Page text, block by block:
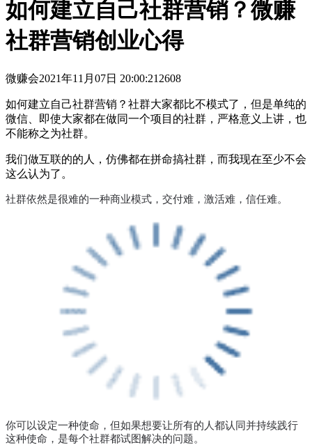
如何建立自己社群营销？微赚
社群营销创业心得
微赚会2021年11月07日 20:00:21 2608
如何建立自己社群营销？社群大家都比不模式了，但是单纯的
微信、即使大家都在做同一个项目的社群，严格意义上讲，也
不能称之为社群。
我们做互联的的人，仿佛都在拼命搞社群，而我现在至少不会
这么认为了。
社群依然是很难的一种商业模式，交付难，激活难，信任难。
你可以设定一种使命，但如果想要让所有的人都认同并持续践行
这种使命，是每个社群都试图解决的问题。